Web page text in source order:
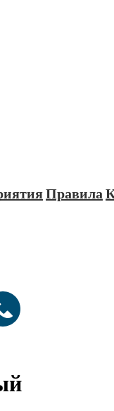
Правила